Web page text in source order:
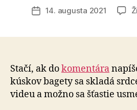
článku
Dátum
14. augusta 2021
Stačí, ak dokomentára
kúskov bagety sa skladá
videu a možno sa šťastie